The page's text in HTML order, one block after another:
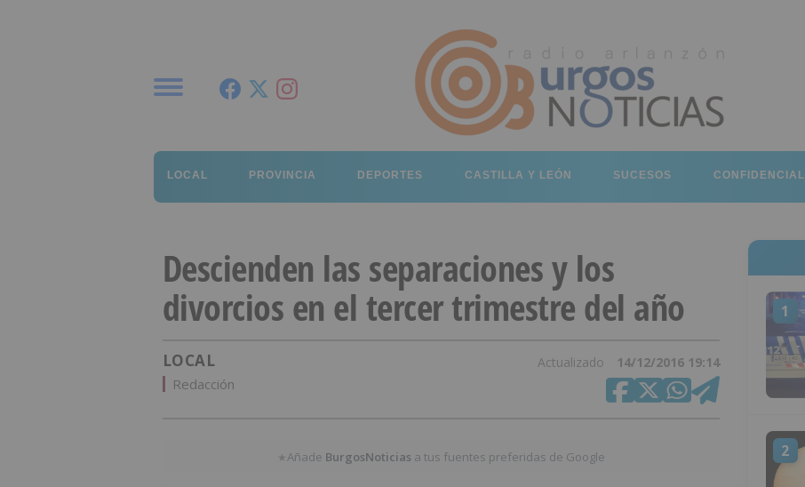
LOCAL PROVINCIA DEPORTES CASTILLA Y LEÓN SUCESOS CONFIDENCIAL
Descienden las separaciones y los
divorcios en el tercer trimestre del año
LOCAL Actualizado 14/12/2016 19:14
Redacción
★Añade BurgosNoticias a tus fuentes preferidas de Google
1
2